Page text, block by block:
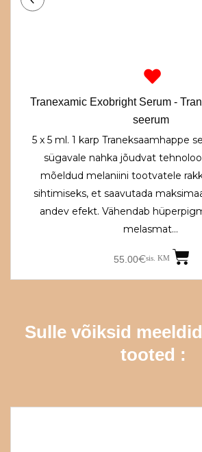
Tranexamic Exobright Serum -
seerum
5 x 5 ml. 1 karp Traneksaamhappe
sügavale nahka jõudvat
mõeldud melaniini tootvatele
sihtimiseks, et saavutada
andev efekt. Vähendab
melasmat…
55.00€sis. KM
Sulle võiksid
tooted :